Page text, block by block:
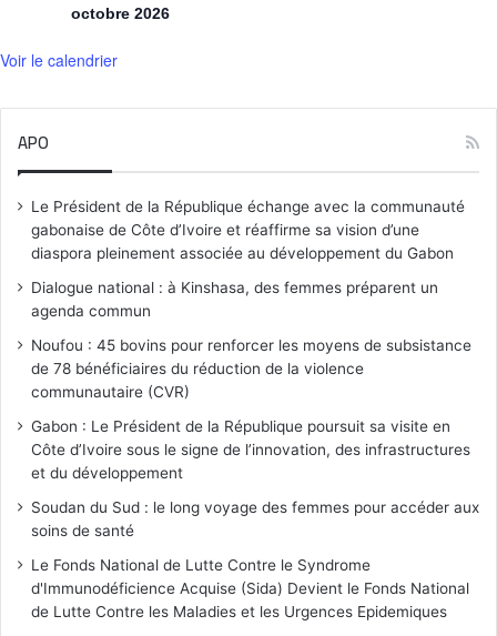
octobre 2026
Voir le calendrier
APO
Le Président de la République échange avec la communauté
gabonaise de Côte d’Ivoire et réaffirme sa vision d’une
diaspora pleinement associée au développement du Gabon
Dialogue national : à Kinshasa, des femmes préparent un
agenda commun
Noufou : 45 bovins pour renforcer les moyens de subsistance
de 78 bénéficiaires du réduction de la violence
communautaire (CVR)
Gabon : Le Président de la République poursuit sa visite en
Côte d’Ivoire sous le signe de l’innovation, des infrastructures
et du développement
Soudan du Sud : le long voyage des femmes pour accéder aux
soins de santé
Le Fonds National de Lutte Contre le Syndrome
d'Immunodéficience Acquise (Sida) Devient le Fonds National
de Lutte Contre les Maladies et les Urgences Epidemiques